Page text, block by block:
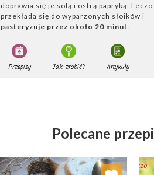
doprawia się je solą i ostrą papryką. Leczo
przekłada się do wyparzonych słoików i
pasteryzuje przez około 20 minut
Przepisy Jak zrobić? Artykuły
Polecane
Dodaj do ulubionych